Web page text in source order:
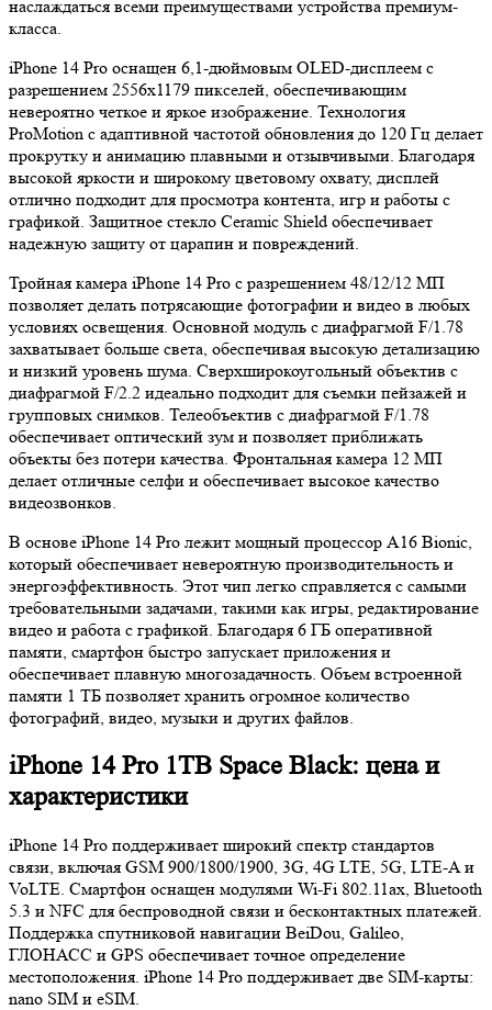
наслаждаться всеми преимуществами устройства премиум-
класса.
iPhone 14 Pro оснащен 6,1-дюймовым OLED-дисплеем с
разрешением 2556x1179 пикселей, обеспечивающим
невероятно четкое и яркое изображение. Технология
ProMotion с адаптивной частотой обновления до 120 Гц делает
прокрутку и анимацию плавными и отзывчивыми. Благодаря
высокой яркости и широкому цветовому охвату, дисплей
отлично подходит для просмотра контента, игр и работы с
графикой. Защитное стекло Ceramic Shield обеспечивает
надежную защиту от царапин и повреждений.
Тройная камера iPhone 14 Pro с разрешением 48/12/12 МП
позволяет делать потрясающие фотографии и видео в любых
условиях освещения. Основной модуль с диафрагмой F/1.78
захватывает больше света, обеспечивая высокую детализацию
и низкий уровень шума. Сверхширокоугольный объектив с
диафрагмой F/2.2 идеально подходит для съемки пейзажей и
групповых снимков. Телеобъектив с диафрагмой F/1.78
обеспечивает оптический зум и позволяет приближать
объекты без потери качества. Фронтальная камера 12 МП
делает отличные селфи и обеспечивает высокое качество
видеозвонков.
В основе iPhone 14 Pro лежит мощный процессор A16 Bionic,
который обеспечивает невероятную производительность и
энергоэффективность. Этот чип легко справляется с самыми
требовательными задачами, такими как игры, редактирование
видео и работа с графикой. Благодаря 6 ГБ оперативной
памяти, смартфон быстро запускает приложения и
обеспечивает плавную многозадачность. Объем встроенной
памяти 1 ТБ позволяет хранить огромное количество
фотографий, видео, музыки и других файлов.
iPhone 14 Pro 1TB Space Black: цена и
характеристики
iPhone 14 Pro поддерживает широкий спектр стандартов
связи, включая GSM 900/1800/1900, 3G, 4G LTE, 5G, LTE-A и
VoLTE. Смартфон оснащен модулями Wi-Fi 802.11ax, Bluetooth
5.3 и NFC для беспроводной связи и бесконтактных платежей.
Поддержка спутниковой навигации BeiDou, Galileo,
ГЛОНАСС и GPS обеспечивает точное определение
местоположения. iPhone 14 Pro поддерживает две SIM-карты:
nano SIM и eSIM.